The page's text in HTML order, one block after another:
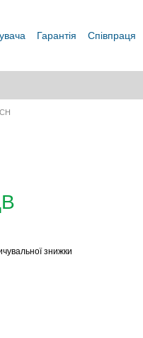
Гарантія Співпраця
знижки